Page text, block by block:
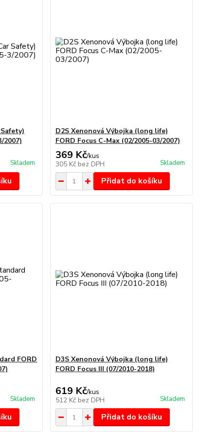
2007)
Skladem
D2S Xenonová Výbojka (long life)
FORD Focus C-Max (02/2005-03/2007)
369 Kč/kus
305 Kč bez DPH Skladem
Přidat do košíku
FORD
Skladem
D3S Xenonová Výbojka (long life)
FORD Focus III (07/2010-2018)
619 Kč/kus
512 Kč bez DPH Skladem
Přidat do košíku